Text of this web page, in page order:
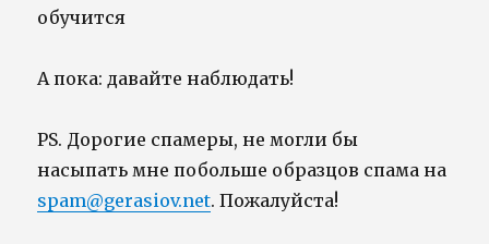
обучится
А пока: давайте наблюдать!
PS. Дорогие спамеры, не могли бы
насыпать мне побольше образцов спама на
spam@gerasiov.net. Пожалуйста!